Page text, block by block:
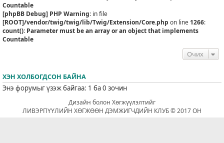
Countable
[phpBB Debug] PHP Warning: in file
[ROOT]/vendor/twig/twig/lib/Twig/Extension/Core.php on line 1266:
count(): Parameter must be an array or an object that implements
Countable
Очих
ХЭН ХОЛБОГДСОН БАЙНА
Энэ форумыг үзэж байгаа: 1 ба 0 зочин
Дизайн болон Хөгжүүлэлтийг
ЛИВЭРПҮҮЛИЙН ХӨГЖӨӨН ДЭМЖИГЧДИЙН КЛУБ © 2017 ОН